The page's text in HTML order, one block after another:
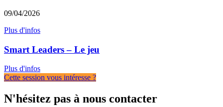
09/04/2026
Plus d'infos
Smart Leaders – Le jeu
Plus d'infos
Cette session vous intéresse ?
N'hésitez pas à nous contacter